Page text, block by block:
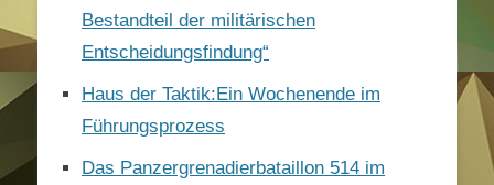
Bestandteil der militärischen
Entscheidungsfindung“
Haus der Taktik:Ein Wochenende im
Führungsprozess
Das Panzergrenadierbataillon 514 im